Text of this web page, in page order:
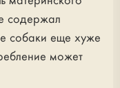
содержал
собаки еще хуже
может